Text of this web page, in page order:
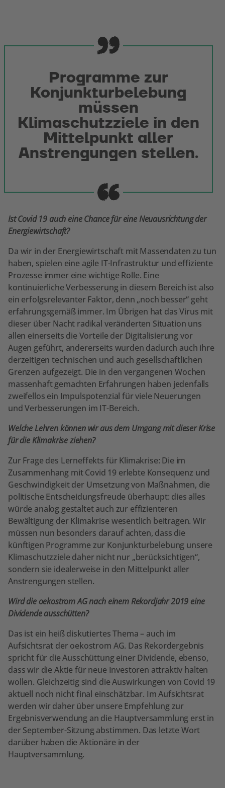
Programme zur
Konjunkturbelebung
müssen
Klimaschutzziele in den
Mittelpunkt aller
Anstrengungen stellen.
Ist Covid 19 auch eine Chance für eine Neuausrichtung der
Energiewirtschaft?
Da wir in der Energiewirtschaft mit Massendaten zu tun
haben, spielen eine agile IT-Infrastruktur und effiziente
Prozesse immer eine wichtige Rolle. Eine
kontinuierliche Verbesserung in diesem Bereich ist also
ein erfolgsrelevanter Faktor, denn „noch besser“ geht
erfahrungsgemäß immer. Im Übrigen hat das Virus mit
dieser über Nacht radikal veränderten Situation uns
allen einerseits die Vorteile der Digitalisierung vor
Augen geführt, andererseits wurden dadurch auch ihre
derzeitigen technischen und auch gesellschaftlichen
Grenzen aufgezeigt. Die in den vergangenen Wochen
massenhaft gemachten Erfahrungen haben jedenfalls
zweifellos ein Impulspotenzial für viele Neuerungen
und Verbesserungen im IT-Bereich.
Welche Lehren können wir aus dem Umgang mit dieser Krise
für die Klimakrise ziehen?
Zur Frage des Lerneffekts für Klimakrise: Die im
Zusammenhang mit Covid 19 erlebte Konsequenz und
Geschwindigkeit der Umsetzung von Maßnahmen, die
politische Entscheidungsfreude überhaupt: dies alles
würde analog gestaltet auch zur effizienteren
Bewältigung der Klimakrise wesentlich beitragen. Wir
müssen nun besonders darauf achten, dass die
künftigen Programme zur Konjunkturbelebung unsere
Klimaschutzziele daher nicht nur „berücksichtigen“,
sondern sie idealerweise in den Mittelpunkt aller
Anstrengungen stellen.
Wird die oekostrom AG nach einem Rekordjahr 2019 eine
Dividende ausschütten?
Das ist ein heiß diskutiertes Thema – auch im
Aufsichtsrat der oekostrom AG. Das Rekordergebnis
spricht für die Ausschüttung einer Dividende, ebenso,
dass wir die Aktie für neue Investoren attraktiv halten
wollen. Gleichzeitig sind die Auswirkungen von Covid 19
aktuell noch nicht final einschätzbar. Im Aufsichtsrat
werden wir daher über unsere Empfehlung zur
Ergebnisverwendung an die Hauptversammlung erst in
der September-Sitzung abstimmen. Das letzte Wort
darüber haben die Aktionäre in der
Hauptversammlung.